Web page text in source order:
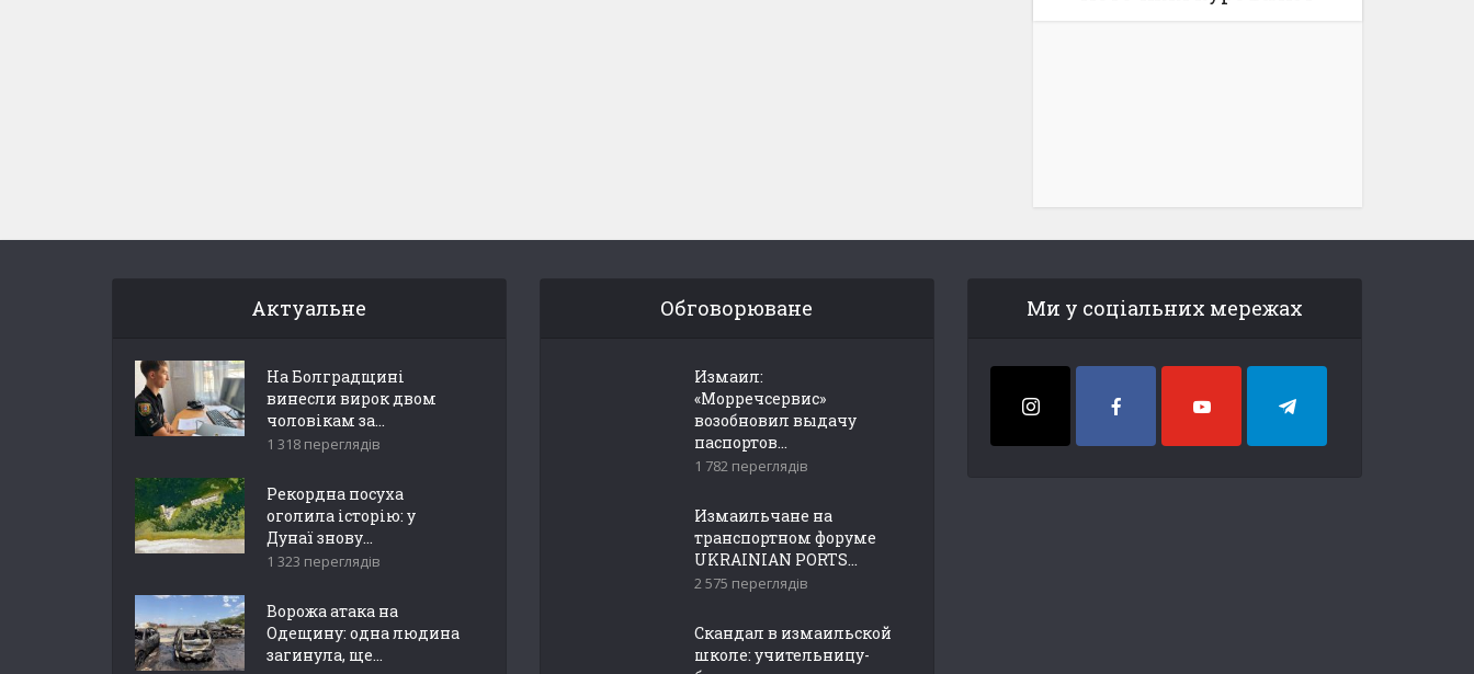
Актуальне
На Болградщині
винесли вирок двом
чоловікам за...
1 318 переглядів
Рекордна посуха
оголила історію: у
Дунаї знову...
1 323 переглядів
Ворожа атака на
Одещину: одна людина
загинула, ще...
Обговорюване
Измаил:
«Морречсервис»
возобновил выдачу
паспортов...
1 782 переглядів
Измаильчане на
транспортном форуме
UKRAINIAN PORTS...
2 575 переглядів
Скандал в измаильской
школе: учительницу-
Ми у соціальних мережах